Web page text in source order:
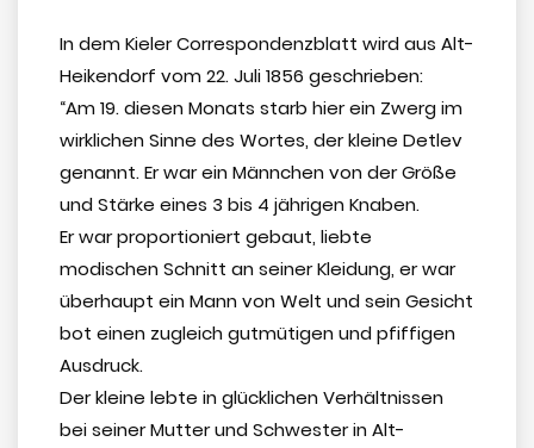
In dem Kieler Correspondenzblatt wird aus Alt-
Heikendorf vom 22. Juli 1856 geschrieben:
“Am 19. diesen Monats starb hier ein Zwerg im
wirklichen Sinne des Wortes, der kleine Detlev
genannt. Er war ein Männchen von der Größe
und Stärke eines 3 bis 4 jährigen Knaben.
Er war proportioniert gebaut, liebte
modischen Schnitt an seiner Kleidung, er war
überhaupt ein Mann von Welt und sein Gesicht
bot einen zugleich gutmütigen und pfiffigen
Ausdruck.
Der kleine lebte in glücklichen Verhältnissen
bei seiner Mutter und Schwester in Alt-